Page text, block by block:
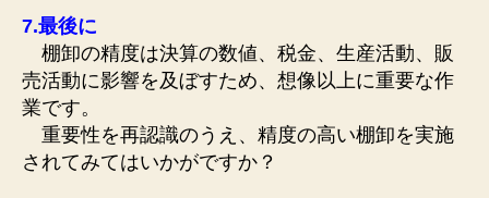
7.最後に
棚卸の精度は決算の数値、税金、生産活動、販
売活動に影響を及ぼすため、想像以上に重要な作
業です。
重要性を再認識のうえ、精度の高い棚卸を実施
されてみてはいかがですか？